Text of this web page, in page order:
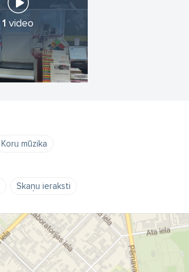
1 video
Koru mūzika
Skaņu ieraksti